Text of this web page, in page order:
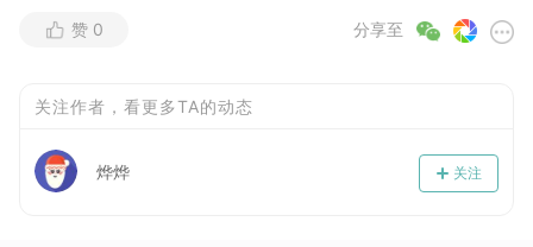
分享至
赞 0
关注作者，看更多TA的动态
关注
烨烨